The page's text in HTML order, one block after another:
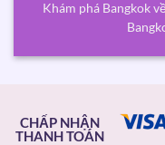
Khám phá Bangkok
CHẤP NHẬN
THANH TOÁN